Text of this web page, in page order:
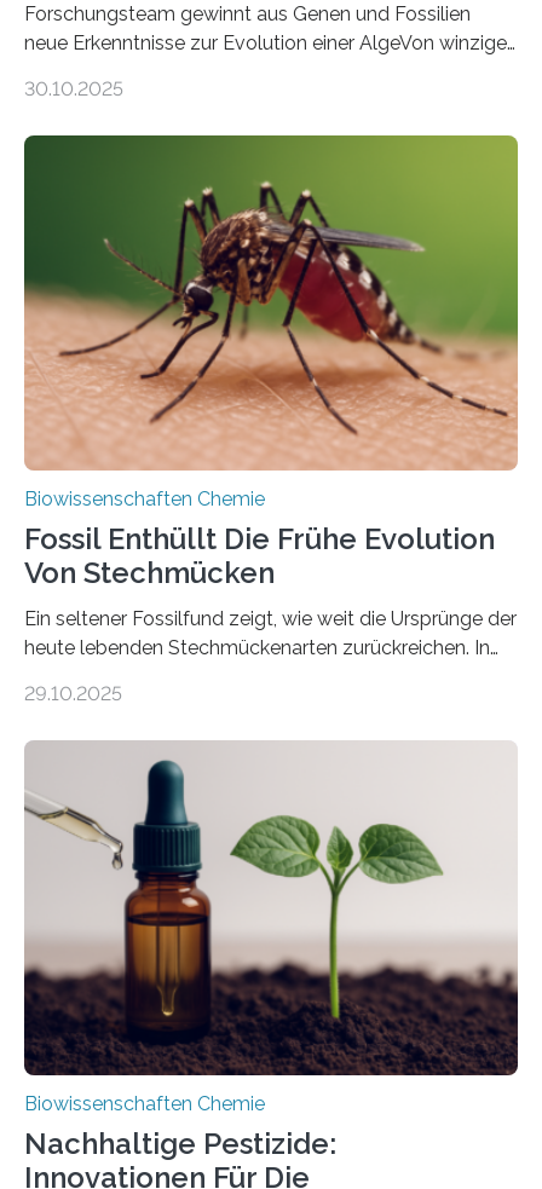
Forschungsteam gewinnt aus Genen und Fossilien
neue Erkenntnisse zur Evolution einer AlgeVon winzigen
Landpflanzen zählen zu den komplexesten
Grünalgen, die vor Hunderten von Millionen Jahren
lebten. Unter den Vorfahren sticht eine Gruppe heraus,
die noch heute in der Natur vorkommt: die
Süßwasseralge Coleochaetophyceae. Einige Arten
dieser Gruppe bilden aus Zellfäden dichte Geflechte
mit scheibenförmiger Gestalt. Was auffällig ist: Die
nächsten…
30.10.2025
Biowissenschaften Chemie
Fossil Enthüllt Die Frühe Evolution
Von Stechmücken
Ein seltener Fossilfund zeigt, wie weit die Ursprünge der
heute lebenden Stechmückenarten zurückreichen. In
Forschende die bisher älteste bekannte Stechmücken-
Region Kachin in Myanmar und hat sich in
ausgezeichnetem Zustand erhalten. Es konnte als neue
Art einer neuen Gattung beschrieben werden und trägt
nun den Namen Cretosabethes primaevus. Dieser erste
fossile Nachweis einer Stechmückenlarve in Bernstein
stellt gleichzeitig den ersten Fossilfund einer
Mückenlarve aus dem Mesozoikum dar, denn…
29.10.2025
Biowissenschaften Chemie
Nachhaltige Pestizide:
Innovationen Für Die